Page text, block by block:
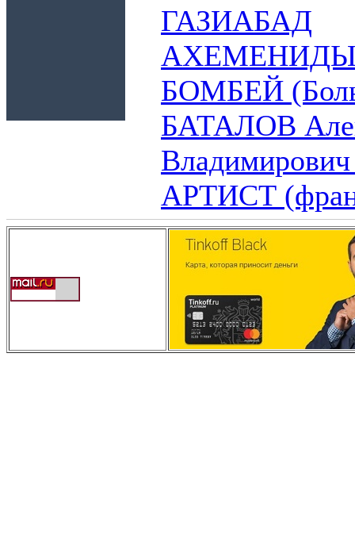
ГАЗИАБАД
БОМБЕЙ
БАТАЛОВ
АРТИСТ